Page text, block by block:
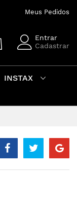
Meus Pedidos
Entrar
Cadastrar
INSTAX